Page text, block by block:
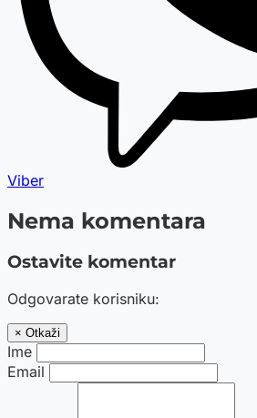
Viber
Nema komentara
Ostavite komentar
Odgovarate korisniku:
× Otkaži
Ime
Email